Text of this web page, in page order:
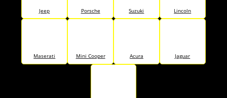
Jeep Porsche Suzuki Lincoln
Maserati Mini Cooper Acura Jaguar